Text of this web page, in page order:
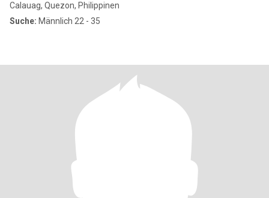
Calauag, Quezon, Philippinen
Suche: Männlich 22 - 35